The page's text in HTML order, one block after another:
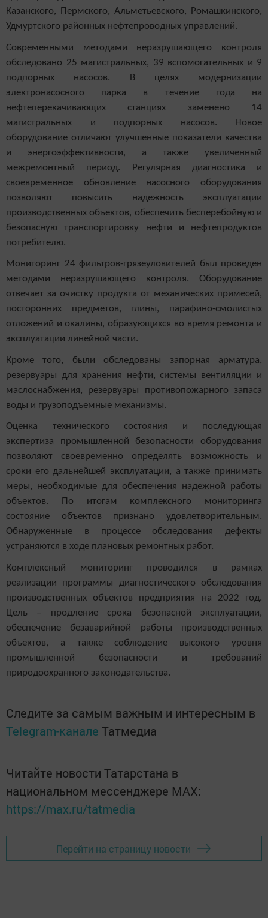
Казанского, Пермского, Альметьевского, Ромашкинского,
Удмуртского районных нефтепроводных управлений.
Современными методами неразрушающего контроля
обследовано 25 магистральных, 39 вспомогательных и 9
подпорных насосов. В целях модернизации
электронасосного парка в течение года на
нефтеперекачивающих станциях заменено 14
магистральных и подпорных насосов. Новое
оборудование отличают улучшенные показатели качества
и энергоэффективности, а также увеличенный
межремонтный период. Регулярная диагностика и
своевременное обновление насосного оборудования
позволяют повысить надежность эксплуатации
производственных объектов, обеспечить бесперебойную и
безопасную транспортировку нефти и нефтепродуктов
потребителю.
Мониторинг 24 фильтров-грязеуловителей был проведен
методами неразрушающего контроля. Оборудование
отвечает за очистку продукта от механических примесей,
посторонних предметов, глины, парафино-смолистых
отложений и окалины, образующихся во время ремонта и
эксплуатации линейной части.
Кроме того, были обследованы запорная арматура,
резервуары для хранения нефти, системы вентиляции и
маслоснабжения, резервуары противопожарного запаса
воды и грузоподъемные механизмы.
Оценка технического состояния и последующая
экспертиза промышленной безопасности оборудования
позволяют своевременно определять возможность и
сроки его дальнейшей эксплуатации, а также принимать
меры, необходимые для обеспечения надежной работы
объектов. По итогам комплексного мониторинга
состояние объектов признано удовлетворительным.
Обнаруженные в процессе обследования дефекты
устраняются в ходе плановых ремонтных работ.
Комплексный мониторинг проводился в рамках
реализации программы диагностического обследования
производственных объектов предприятия на 2022 год.
Цель – продление срока безопасной эксплуатации,
обеспечение безаварийной работы производственных
объектов, а также соблюдение высокого уровня
промышленной безопасности и требований
природоохранного законодательства.
Следите за самым важным и интересным в
Telegram-канале Татмедиа
Читайте новости Татарстана в
национальном мессенджере MАХ:
https://max.ru/tatmedia
Перейти на страницу новости